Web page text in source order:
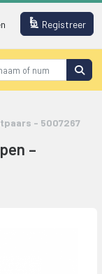
Registreer
- 5007267
–